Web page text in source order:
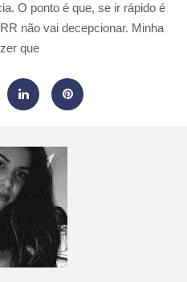
O ponto é que, se ir rápido é
não vai decepcionar. Minha
que